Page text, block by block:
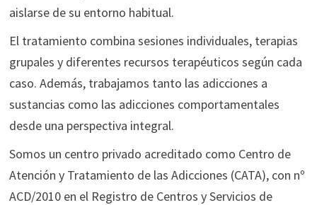
aislarse de su entorno habitual.
El tratamiento combina sesiones individuales, terapias
grupales y diferentes recursos terapéuticos según cada
caso. Además, trabajamos tanto las adicciones a
sustancias como las adicciones comportamentales
desde una perspectiva integral.
Somos un centro privado acreditado como Centro de
Atención y Tratamiento de las Adicciones (CATA), con nº
ACD/2010 en el Registro de Centros y Servicios de